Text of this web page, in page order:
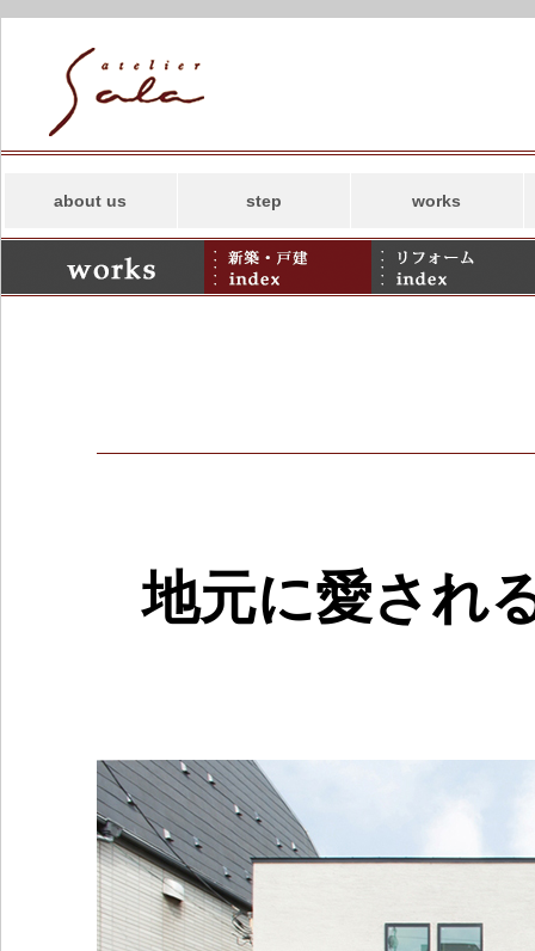
about us
コンセプト
事務所案内
アトリエサラの
SDGs
step works
新築
リフォーム
併用住宅・その他
地元に愛され